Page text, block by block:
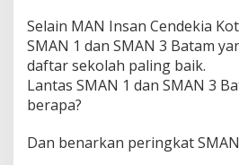
m
Selain MAN Insan Cendekia
SMAN 1 dan SMAN 3 Batam
daftar sekolah paling baik.
Lantas SMAN 1 dan SMAN 3
berapa?
Dan benarkan peringkat